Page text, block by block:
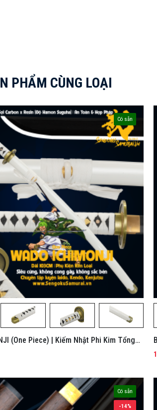
PHẨM CÙNG LOẠI
Có sẵn
(One Piece) | Kiếm Nhật Phi Kim Tổng
Có sẵn
-14%